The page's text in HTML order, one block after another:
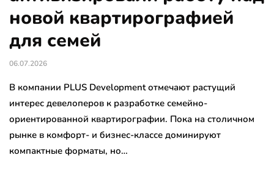
новой квартирографией
для семей
06.07.2026
В компании PLUS Development отмечают растущий
интерес девелоперов к разработке семейно-
ориентированной квартирографии. Пока на столичном
рынке в комфорт- и бизнес-классе доминируют
компактные форматы, но…